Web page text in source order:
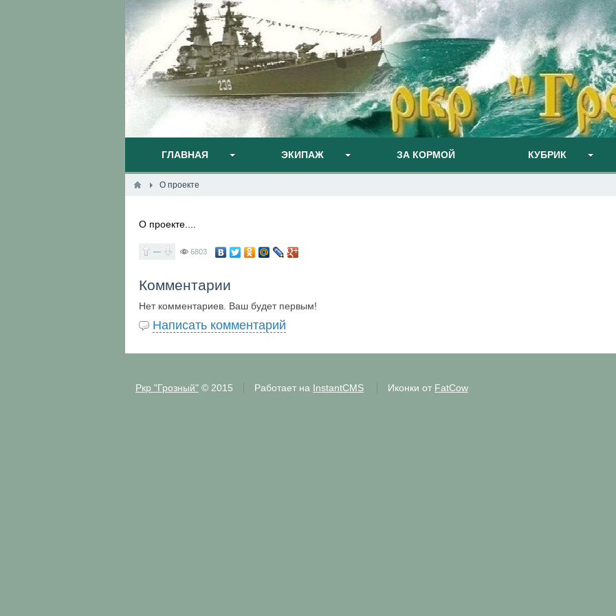
ГЛАВНАЯ ЭКИПАЖ ЗА КОРМОЙ КУБРИК
О проекте
О проекте....
— 6803
Комментарии
Нет комментариев. Ваш будет первым!
Написать комментарий
Ркр "Грозный" © 2015 Работает на InstantCMS Иконки от FatCow